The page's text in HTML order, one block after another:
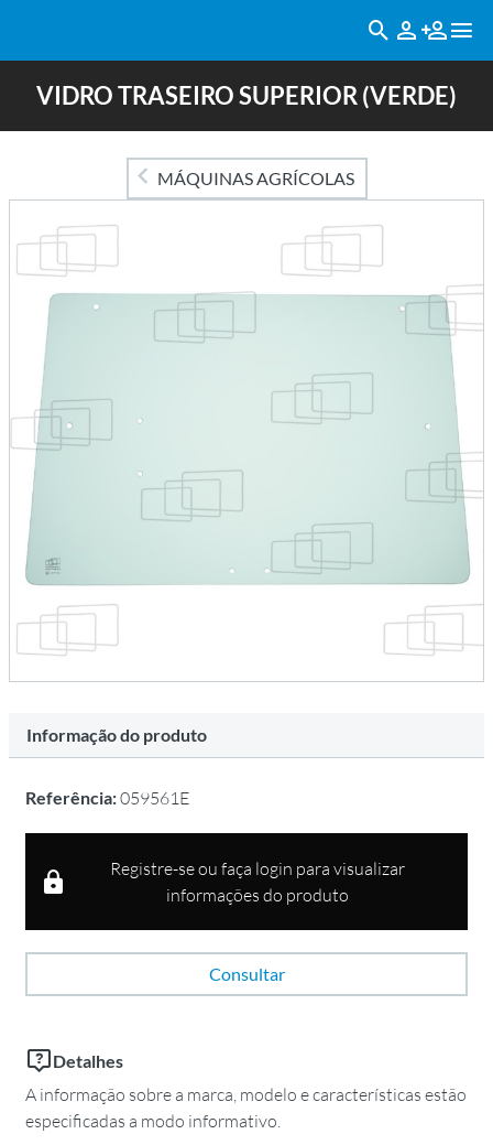
VIDRO TRASEIRO SUPERIOR (VERDE)
MÁQUINAS AGRÍCOLAS
Informação do produto
Referência:059561E
Registre-se ou faça login para visualizar
informações do produto
Consultar
Detalhes
A informação sobre a marca, modelo e características estão
especificadas a modo informativo.